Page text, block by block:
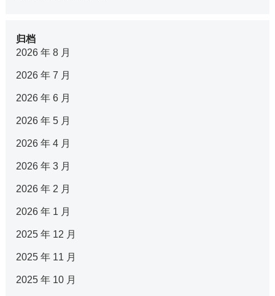
归档
2026 年 8 月
2026 年 7 月
2026 年 6 月
2026 年 5 月
2026 年 4 月
2026 年 3 月
2026 年 2 月
2026 年 1 月
2025 年 12 月
2025 年 11 月
2025 年 10 月